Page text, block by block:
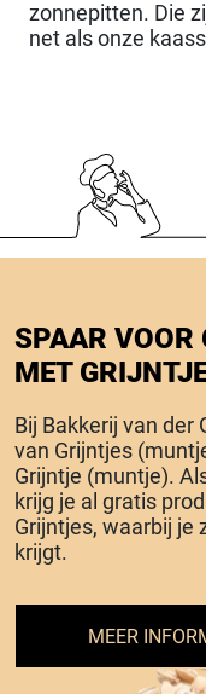
zonnepitten. Die
net als onze
SPAAR VOOR
MET
Bij Bakkerij van der
van Grijntjes
Grijntje (muntje).
krijg je al gratis
Grijntjes, waarbij je
krijgt.
MEER